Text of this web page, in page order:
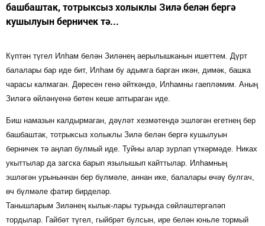
башбаштак, тотрыксыз холыклы Зилә белән бергә
кушылуын берничек тә...
Күптән түгел Илһам белән Зиләнең аерылышканын ишеттем. Дүрт
балалары бар иде бит, Илһам бу адымга барган икән, димәк, башка
чарасы калмаган. Дөресен генә әйткәндә, Илһамны гаепләмим. Аның
Зиләгә өйләнүенә бөтен кеше аптыраган иде.
Биш намазын калдырмаган, дәүләт хезмәтендә эшләгән егетнең бер
башбаштак, тотрыксыз холыклы Зилә белән бергә кушылуын
берничек тә аңлап булмый иде. Туйны алар зурлап үткәрмәде. Никах
укыттылар да загска барып язылышып кайттылар. Илһамның
эшләгән урыныннан бер бүлмәле, аннан ике, балалары өчәү булгач,
өч бүлмәле фатир бирделәр.
Танышларым Зиләнең кылык-лары турында сөйләштергәләп
тордылар. Гайбәт түгел, гыйбрәт булсын, ире белән юньле тормый